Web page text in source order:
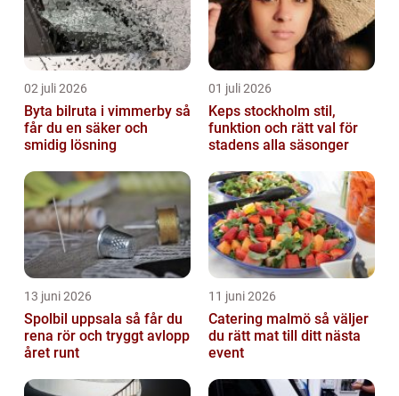
02 juli 2026
Byta bilruta i vimmerby så
får du en säker och
smidig lösning
01 juli 2026
Keps stockholm stil,
funktion och rätt val för
stadens alla säsonger
13 juni 2026
Spolbil uppsala så får du
rena rör och tryggt avlopp
året runt
11 juni 2026
Catering malmö så väljer
du rätt mat till ditt nästa
event